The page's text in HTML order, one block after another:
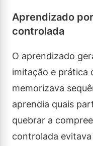
Aprendizado
controlada
O aprendizado
imitação e prática
memorizava
aprendia quais
quebrar a
controlada